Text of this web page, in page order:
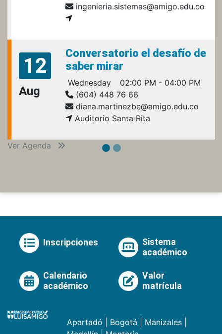
ingenieria.sistemas@amigo.edu.co
12
Aug
Conversatorio el desafío de
saber mirar
Wednesday
02:00 PM - 04:00 PM
(604) 448 76 66
diana.martinezbe@amigo.edu.co
Auditorio Santa Rita
Ver Agenda
Inscripciones
Sistema
académico
Calendario
académico
Valor
matrícula
Apartadó Bogotá Manizales